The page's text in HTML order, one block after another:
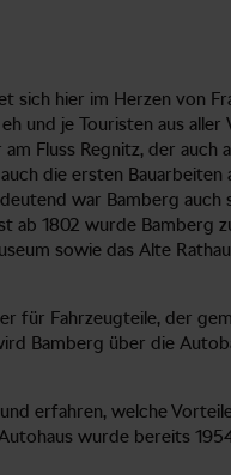
hier im Herzen von
und je Touristen aus
Fluss Regnitz, der
die ersten
war Bamberg
1802 wurde Bamberg
sowie das Alte
für Fahrzeugteile, der
Bamberg über die
erfahren, welche
wurde bereits